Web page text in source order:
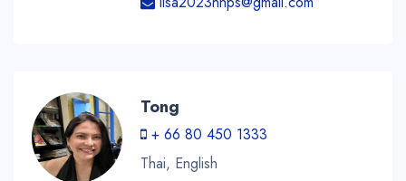
Tong
+ 66 80 450 1333
Thai, English